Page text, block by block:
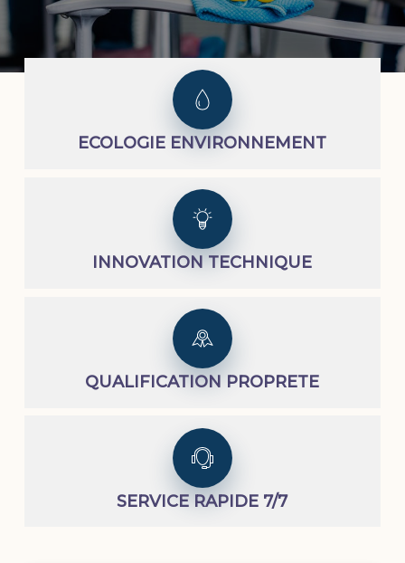
ECOLOGIE ENVIRONNEMENT
INNOVATION TECHNIQUE
QUALIFICATION PROPRETE
SERVICE RAPIDE 7/7